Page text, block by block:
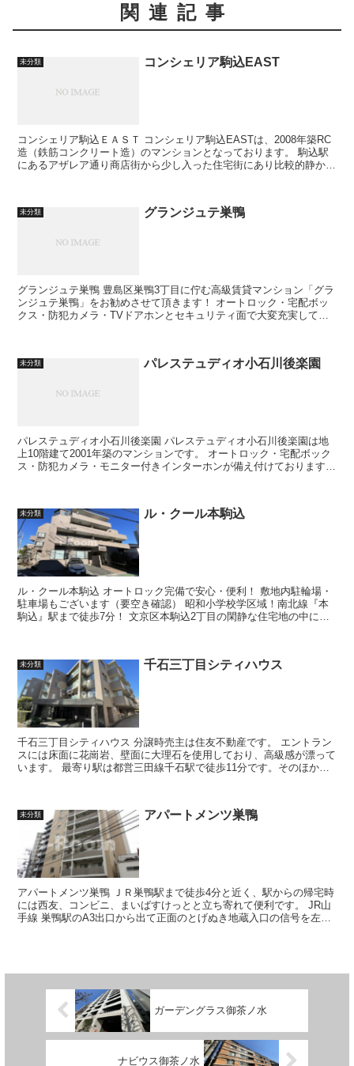
関連記事
未分類 コンシェリア駒込EAST
コンシェリア駒込ＥＡＳＴ コンシェリア駒込EASTは、2008年築RC
造（鉄筋コンクリート造）のマンションとなっております。 駒込駅
にあるアザレア通り商店街から少し入った住宅街にあり比較的静かな
未分類 グランジュテ巣鴨
グランジュテ巣鴨 豊島区巣鴨3丁目に佇む高級賃貸マンション「グラ
ンジュテ巣鴨」をお勧めさせて頂きます！ オートロック・宅配ボッ
クス・防犯カメラ・TVドアホンとセキュリティ面で大変充実してお
未分類 パレステュディオ小石川後楽園
パレステュディオ小石川後楽園 パレステュディオ小石川後楽園は地
上10階建て2001年築のマンションです。 オートロック・宅配ボック
ス・防犯カメラ・モニター付きインターホンが備え付けておりますの
未分類 ル・クール本駒込
ル・クール本駒込 オートロック完備で安心・便利！ 敷地内駐輪場・
駐車場もございます（要空き確認） 昭和小学校学区域！南北線『本
駒込』駅まで徒歩7分！ 文京区本駒込2丁目の閑静な住宅地の中に位
未分類 千石三丁目シティハウス
千石三丁目シティハウス 分譲時売主は住友不動産です。 エントラン
スには床面に花崗岩、壁面に大理石を使用しており、高級感が漂って
います。 最寄り駅は都営三田線千石駅で徒歩11分です。そのほか東
未分類 アパートメンツ巣鴨
アパートメンツ巣鴨 ＪＲ巣鴨駅まで徒歩4分と近く、駅からの帰宅時
には西友、コンビニ、まいばすけっとと立ち寄れて便利です。 JR山
手線 巣鴨駅のA3出口から出て正面のとげぬき地蔵入口の信号を左折
ガーデングラス御茶ノ水
ナビウス御茶ノ水